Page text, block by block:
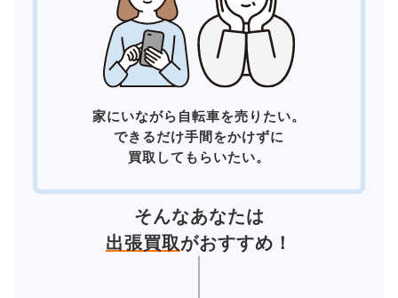
家にいながら自転車を売りたい。
できるだけ手間をかけずに
買取してもらいたい。
そんなあなたは
出張買取がおすすめ！